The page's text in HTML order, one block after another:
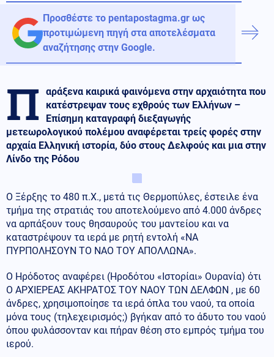
Προσθέστε το pentapostagma.gr ως
προτιμώμενη πηγή στα αποτελέσματα
αναζήτησης στην Google.
Π
αράξενα καιρικά φαινόμενα στην αρχαιότητα που
κατέστρεψαν τους εχθρούς των Ελλήνων –
Επίσημη καταγραφή διεξαγωγής
μετεωρολογικού πολέμου αναφέρεται τρείς φορές στην
αρχαία Ελληνική ιστορία, δύο στους Δελφούς και μια στην
Λίνδο της Ρόδου
Ο Ξέρξης το 480 π.Χ., μετά τις Θερμοπύλες, έστειλε ένα
τμήμα της στρατιάς του αποτελούμενο από 4.000 άνδρες
να αρπάξουν τους θησαυρούς του μαντείου και να
καταστρέψουν τα ιερά με ρητή εντολή «ΝΑ
ΠΥΡΠΟΛΗΣΟΥΝ ΤΟ ΝΑΟ ΤΟΥ ΑΠΟΛΛΩΝΑ».
Ο Ηρόδοτος αναφέρει (Ηροδότου «Ιστορίαι» Ουρανία) ότι
Ο ΑΡΧΙΕΡΕΑΣ ΑΚΗΡΑΤΟΣ ΤΟΥ ΝΑΟΥ ΤΩΝ ΔΕΛΦΩΝ , με 60
άνδρες, χρησιμοποίησε τα ιερά όπλα του ναού, τα οποία
μόνα τους (τηλεχειρισμός;) βγήκαν από το άδυτο του ναού
όπου φυλάσσονταν και πήραν θέση στο εμπρός τμήμα του
ιερού.